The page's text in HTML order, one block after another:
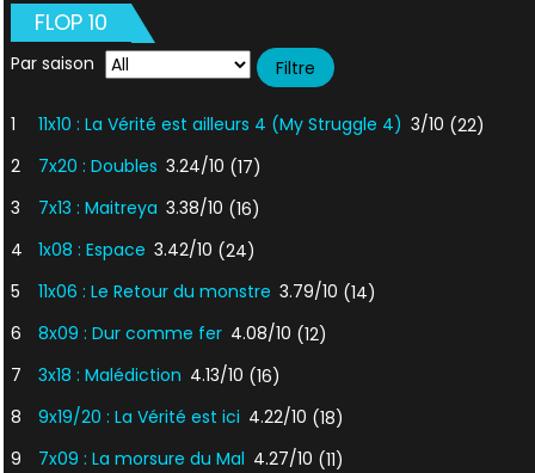
FLOP 10
Par saison
1 11x10 : La Vérité est ailleurs 4 (My Struggle 4) 3/10 (22)
2
7x20 : Doubles 3.24/10 (17)
3
7x13 : Maitreya 3.38/10 (16)
4
1x08 : Espace 3.42/10 (24)
5
11x06 : Le Retour du monstre 3.79/10 (14)
6
8x09 : Dur comme fer 4.08/10 (12)
7
3x18 : Malédiction 4.13/10 (16)
8
9x19/20 : La Vérité est ici 4.22/10 (18)
9
7x09 : La morsure du Mal 4.27/10 (11)